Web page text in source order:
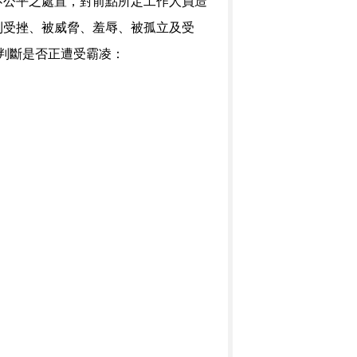
挫、被威脅、羞辱、被孤立及受
斷是否正遭受霸凌：